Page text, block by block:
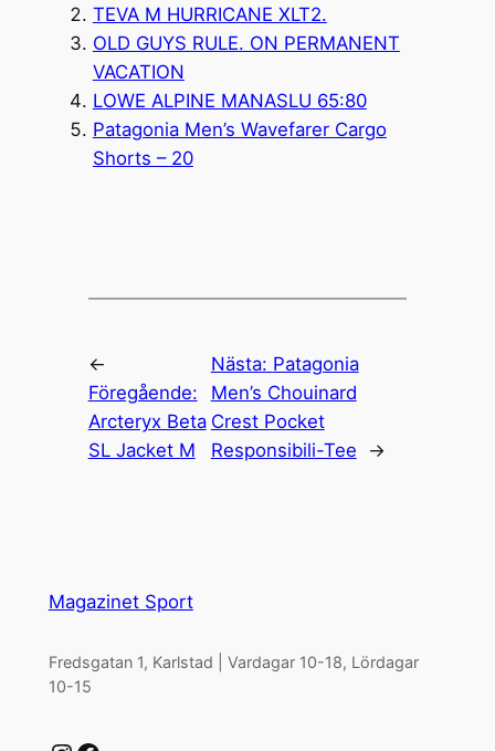
TEVA M HURRICANE XLT2.
OLD GUYS RULE. ON PERMANENT
VACATION
LOWE ALPINE MANASLU 65:80
Patagonia Men’s Wavefarer Cargo
Shorts – 20
←
Föregående:
Arcteryx Beta
SL Jacket M
Nästa: Patagonia
Men’s Chouinard
Crest Pocket
Responsibili-Tee
→
Magazinet Sport
Fredsgatan 1, Karlstad | Vardagar 10-18, Lördagar
10-15